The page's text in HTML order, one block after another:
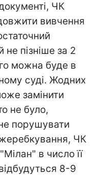
ЧК
вивчення
пізніше за 2
можна буде в
суді. Жодних
замінити
не було,
порушувати
ЧК
в число її
8-9